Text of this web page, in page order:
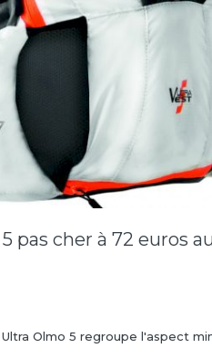
pas cher à 72 euros
Olmo 5 regroupe l'aspect